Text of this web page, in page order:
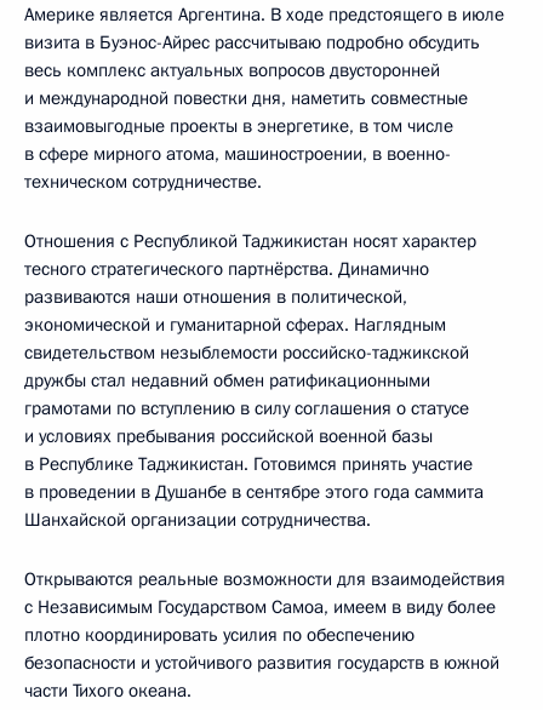
Америке является Аргентина. В ходе предстоящего в июле
визита в Буэнос-Айрес рассчитываю подробно обсудить
весь комплекс актуальных вопросов двусторонней
и международной повестки дня, наметить совместные
взаимовыгодные проекты в энергетике, в том числе
в сфере мирного атома, машиностроении, в военно-
техническом сотрудничестве.
Отношения с Республикой Таджикистан носят характер
тесного стратегического партнёрства. Динамично
развиваются наши отношения в политической,
экономической и гуманитарной сферах. Наглядным
свидетельством незыблемости российско-таджикской
дружбы стал недавний обмен ратификационными
грамотами по вступлению в силу соглашения о статусе
и условиях пребывания российской военной базы
в Республике Таджикистан. Готовимся принять участие
в проведении в Душанбе в сентябре этого года саммита
Шанхайской организации сотрудничества.
Открываются реальные возможности для взаимодействия
с Независимым Государством Самоа, имеем в виду более
плотно координировать усилия по обеспечению
безопасности и устойчивого развития государств в южной
части Тихого океана.